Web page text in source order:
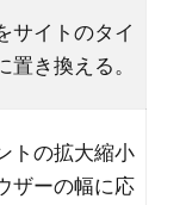
サイトのタイ
置き換える⁠。
トの拡大縮小
ザ⁠ーの幅に応